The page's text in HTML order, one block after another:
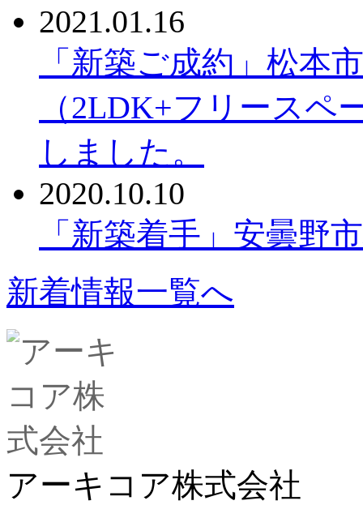
2021.01.16
「新築ご成約」松
（2LDK+フリースペ
しました。
2020.10.10
「新築着手」安曇野
新着情報一覧へ
アーキコア株式会社